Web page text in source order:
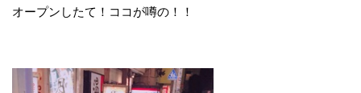
オープンしたて！ココが噂の！！